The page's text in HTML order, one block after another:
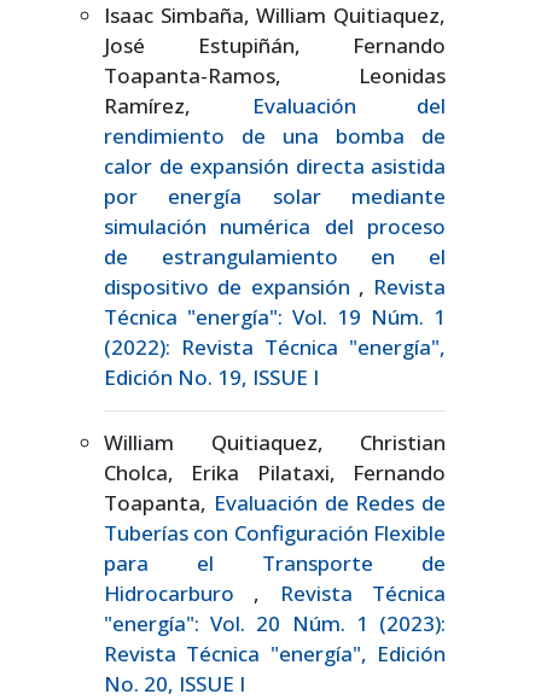
Isaac Simbaña, William Quitiaquez,
José Estupiñán, Fernando
Toapanta-Ramos, Leonidas
Ramírez,
Evaluación del
rendimiento de una bomba de
calor de expansión directa asistida
por energía solar mediante
simulación numérica del proceso
de estrangulamiento en el
dispositivo de expansión , Revista
Técnica "energía": Vol. 19 Núm. 1
(2022): Revista Técnica "energía",
Edición No. 19, ISSUE I
William Quitiaquez, Christian
Cholca, Erika Pilataxi, Fernando
Toapanta, Evaluación de Redes de
Tuberías con Configuración Flexible
para el Transporte de
Hidrocarburo ,
Revista Técnica
"energía": Vol. 20 Núm. 1 (2023):
Revista Técnica "energía", Edición
No. 20, ISSUE I